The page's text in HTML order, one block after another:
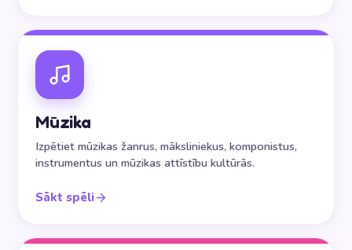
Mūzika
Izpētiet mūzikas žanrus, māksliniekus, komponistus,
instrumentus un mūzikas attīstību kultūrās.
Sākt spēli